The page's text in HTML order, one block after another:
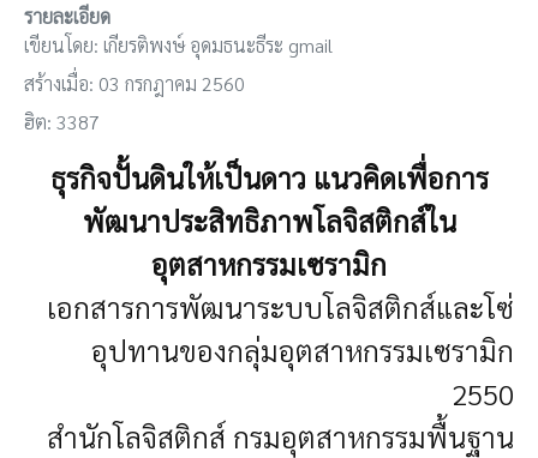
รายละเอียด
เขียนโดย: เกียรติพงษ์ อุดมธนะธีระ gmail
สร้างเมื่อ: 03 กรกฎาคม 2560
ฮิต: 3387
ธุรกิจปั้นดินให้เป็นดาว แนวคิดเพื่อการ
พัฒนาประสิทธิภาพโลจิสติกส์ใน
อุตสาหกรรมเซรามิก
เอกสารการพัฒนาระบบโลจิสติกส์และโซ่
อุปทานของกลุ่มอุตสาหกรรมเซรามิก
2550
สำนักโลจิสติกส์ กรมอุตสาหกรรมพื้นฐาน